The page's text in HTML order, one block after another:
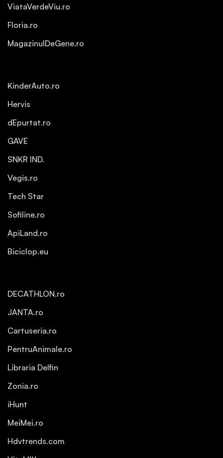
ViataVerdeViu.ro
Floria.ro
MagazinulDeGene.ro
KinderAuto.ro
Hervis
dEpurtat.ro
GAVE
SNKR IND.
Vegis.ro
Tech Star
Sofiline.ro
ApiLand.ro
Biciclop.eu
DECATHLON.ro
JANTA.ro
Cartuseria.ro
PentruAnimale.ro
Libraria Delfin
Zonia.ro
iHunt
MeiMei.ro
Hdvtrends.com